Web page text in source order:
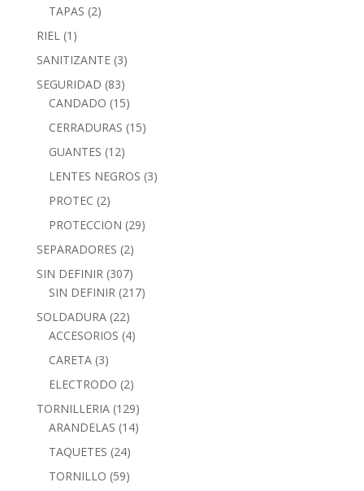
TAPAS (2)
RIEL (1)
SANITIZANTE (3)
SEGURIDAD (83)
CANDADO (15)
CERRADURAS (15)
GUANTES (12)
LENTES NEGROS (3)
PROTEC (2)
PROTECCION (29)
SEPARADORES (2)
SIN DEFINIR (307)
SIN DEFINIR (217)
SOLDADURA (22)
ACCESORIOS (4)
CARETA (3)
ELECTRODO (2)
TORNILLERIA (129)
ARANDELAS (14)
TAQUETES (24)
TORNILLO (59)